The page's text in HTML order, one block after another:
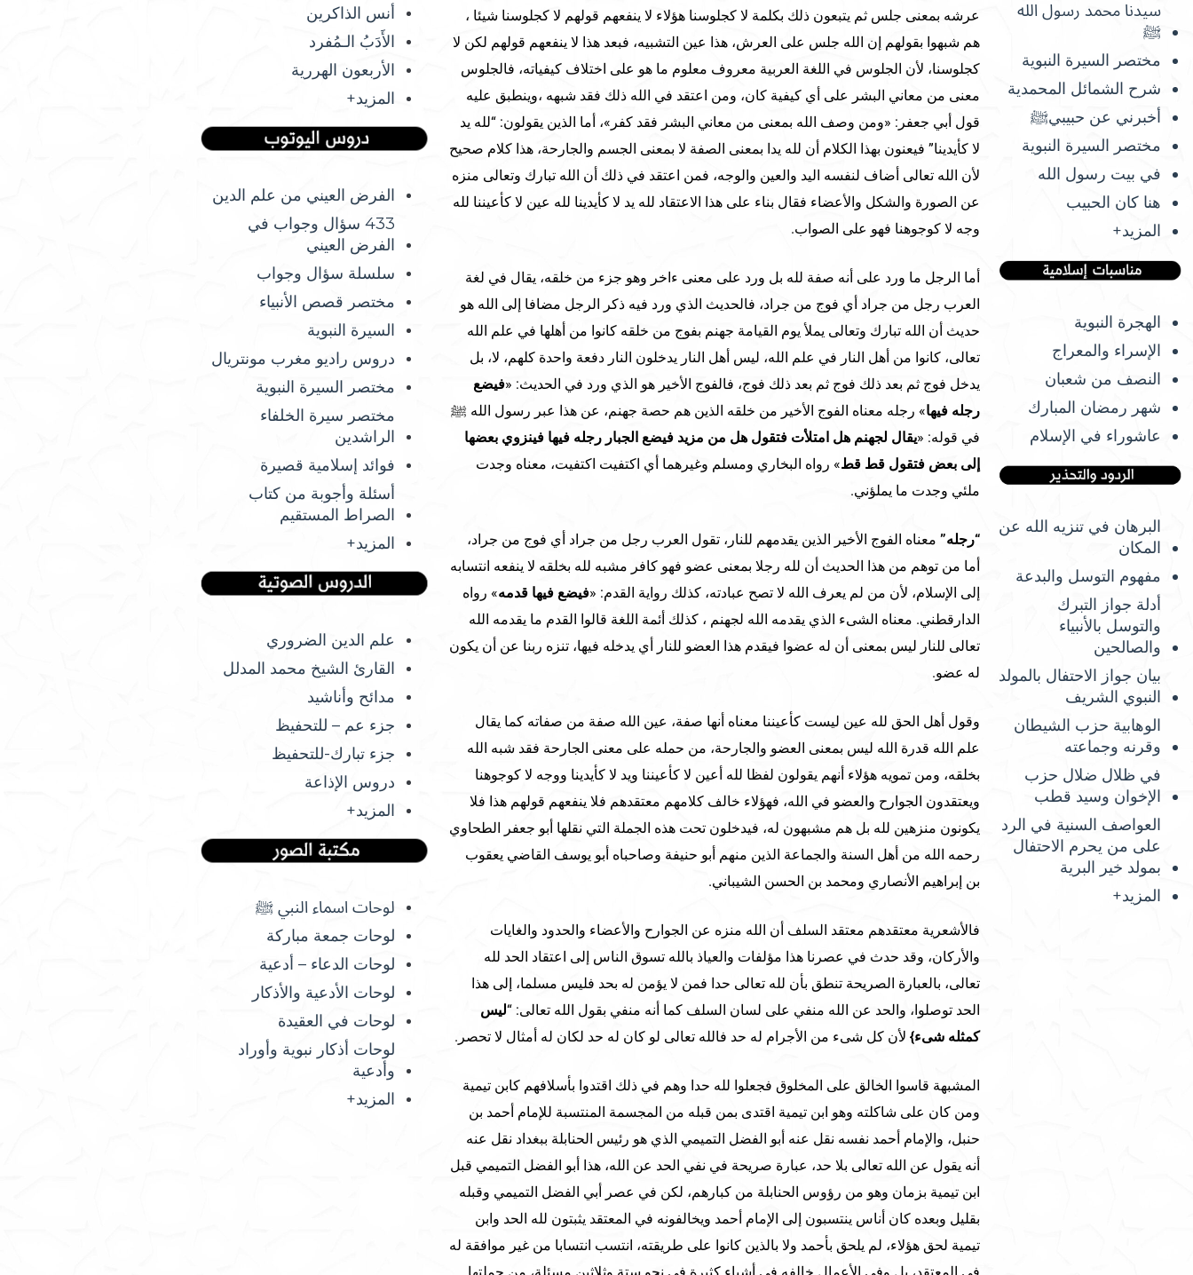
سيدنا محمد رسول الله
ﷺ
مختصر السيرة النبوية
شرح الشمائل المحمدية
أخبرني عن حبيبيﷺ
مختصر السيرة النبوية
في بيت رسول الله
هنا كان الحبيب
المزيد+
الهجرة النبوية
الإسراء والمعراج
النصف من شعبان
شهر رمضان المبارك
عاشوراء في الإسلام
البرهان في تنزيه الله عن
المكان
مفهوم التوسل والبدعة
أدلة جواز التبرك
والتوسل بالأنبياء
والصالحين
بيان جواز الاحتفال بالمولد
النبوي الشريف
الوهابية حزب الشيطان
وقرنه وجماعته
في ظلال ضلال حزب
الإخوان وسيد قطب
العواصف السنية في الرد
على من يحرم الاحتفال
بمولد خير البرية
المزيد+
عرشه بمعنى جلس ثم يتبعون ذلك بكلمة لا كجلوسنا هؤلاء لا ينفعهم قولهم لا كجلوسنا شيئا ،
هم شبهوا بقولهم إن الله جلس على العرش، هذا عين التشبيه، فبعد هذا لا ينفعهم قولهم لكن لا
كجلوسنا، لأن الجلوس في اللغة العربية معروف معلوم ما هو على اختلاف كيفياته، فالجلوس
معنى من معاني البشر على أي كيفية كان، ومن اعتقد في الله ذلك فقد شبهه ،وينطبق عليه
قول أبي جعفر: «ومن وصف الله بمعنى من معاني البشر فقد كفر»، أما الذين يقولون: “لله يد
لا كأيدينا” فيعنون بهذا الكلام أن لله يدا بمعنى الصفة لا بمعنى الجسم والجارحة، هذا كلام صحيح
لأن الله تعالى أضاف لنفسه اليد والعين والوجه، فمن اعتقد في ذلك أن الله تبارك وتعالى منزه
عن الصورة والشكل والأعضاء فقال بناء على هذا الاعتقاد لله يد لا كأيدينا لله عين لا كأعيننا لله
وجه لا كوجوهنا فهو على الصواب.
أما الرجل ما ورد على أنه صفة لله بل ورد على معنى ءاخر وهو جزء من خلقه، يقال في لغة
العرب رجل من جراد أي فوج من جراد، فالحديث الذي ورد فيه ذكر الرجل مضافا إلى الله هو
حديث أن الله تبارك وتعالى يملأ يوم القيامة جهنم بفوج من خلقه كانوا من أهلها في علم الله
تعالى، كانوا من أهل النار في علم الله، ليس أهل النار يدخلون النار دفعة واحدة كلهم، لا، بل
يدخل فوج ثم بعد ذلك فوج ثم بعد ذلك فوج، فالفوج الأخير هو الذي ورد في الحديث: «فيضع
رجله فيها» رجله معناه الفوج الأخير من خلقه الذين هم حصة جهنم، عن هذا عبر رسول الله ﷺ
في قوله: «يقال لجهنم هل امتلأت فتقول هل من مزيد فيضع الجبار رجله فيها فينزوي بعضها
إلى بعض فتقول قط قط» رواه البخاري ومسلم وغيرهما أي اكتفيت اكتفيت، معناه وجدت
ملئي وجدت ما يملؤني.
“رجله”معناه الفوج الأخير الذين يقدمهم للنار، تقول العرب رجل من جراد أي فوج من جراد،
أما من توهم من هذا الحديث أن لله رجلا بمعنى عضو فهو كافر مشبه لله بخلقه لا ينفعه انتسابه
إلى الإسلام، لأن من لم يعرف الله لا تصح عبادته، كذلك رواية القدم: «فيضع فيها قدمه» رواه
الدارقطني. معناه الشىء الذي يقدمه الله لجهنم ، كذلك أئمة اللغة قالوا القدم ما يقدمه الله
تعالى للنار ليس بمعنى أن له عضوا فيقدم هذا العضو للنار أي يدخله فيها، تنزه ربنا عن أن يكون
له عضو.
وقول أهل الحق لله عين ليست كأعيننا معناه أنها صفة، عين الله صفة من صفاته كما يقال
علم الله قدرة الله ليس بمعنى العضو والجارحة، من حمله على معنى الجارحة فقد شبه الله
بخلقه، ومن تمويه هؤلاء أنهم يقولون لفظا لله أعين لا كأعيننا ويد لا كأيدينا ووجه لا كوجوهنا
ويعتقدون الجوارح والعضو في الله، فهؤلاء خالف كلامهم معتقدهم فلا ينفعهم قولهم هذا فلا
يكونون منزهين لله بل هم مشبهون له، فيدخلون تحت هذه الجملة التي نقلها أبو جعفر الطحاوي
رحمه الله من أهل السنة والجماعة الذين منهم أبو حنيفة وصاحباه أبو يوسف القاضي يعقوب
بن إبراهيم الأنصاري ومحمد بن الحسن الشيباني.
فالأشعرية معتقدهم معتقد السلف أن الله منزه عن الجوارح والأعضاء والحدود والغايات
والأركان، وقد حدث في عصرنا هذا مؤلفات والعياذ بالله تسوق الناس إلى اعتقاد الحد لله
تعالى، بالعبارة الصريحة تنطق بأن لله تعالى حدا فمن لا يؤمن له بحد فليس مسلما، إلى هذا
الحد توصلوا، والحد عن الله منفي على لسان السلف كما أنه منفي بقول الله تعالى: “ليس
كمثله شىء}لأن كل شىء من الأجرام له حد فالله تعالى لو كان له حد لكان له أمثال لا تحصر.
المشبهة قاسوا الخالق على المخلوق فجعلوا لله حدا وهم في ذلك اقتدوا بأسلافهم كابن تيمية
ومن كان على شاكلته وهو ابن تيمية اقتدى بمن قبله من المجسمة المنتسبة للإمام أحمد بن
حنبل، والإمام أحمد نفسه نقل عنه أبو الفضل التميمي الذي هو رئيس الحنابلة ببغداد نقل عنه
أنه يقول عن الله تعالى بلا حد، عبارة صريحة في نفي الحد عن الله، هذا أبو الفضل التميمي قبل
ابن تيمية بزمان وهو من رؤوس الحنابلة من كبارهم، لكن في عصر أبي الفضل التميمي وقبله
بقليل وبعده كان أناس ينتسبون إلى الإمام أحمد ويخالفونه في المعتقد يثبتون لله الحد وابن
تيمية لحق هؤلاء، لم يلحق بأحمد ولا بالذين كانوا على طريقته، انتسب انتسابا من غير موافقة له
أنس الذاكرين
الأَدَبُ الـمُفرد
الأربعون الهررية
المزيد+
الفرض العيني من علم الدين
433 سؤال وجواب في
الفرض العيني
سلسلة سؤال وجواب
مختصر قصص الأنبياء
السيرة النبوية
دروس راديو مغرب مونتريال
مختصر السيرة النبوية
مختصر سيرة الخلفاء
الراشدين
فوائد إسلامية قصيرة
أسئلة وأجوبة من كتاب
الصراط المستقيم
المزيد+
علم الدين الضروري
القارئ الشيخ محمد المدلل
مدائح وأناشيد
جزء عم – للتحفيظ
جزء تبارك-للتحفيظ
دروس الإذاعة
المزيد+
لوحات اسماء النبي ﷺ
لوحات جمعة مباركة
لوحات الدعاء – أدعية
لوحات الأدعية والأذكار
لوحات في العقيدة
لوحات أذكار نبوية وأوراد
وأدعية
المزيد+